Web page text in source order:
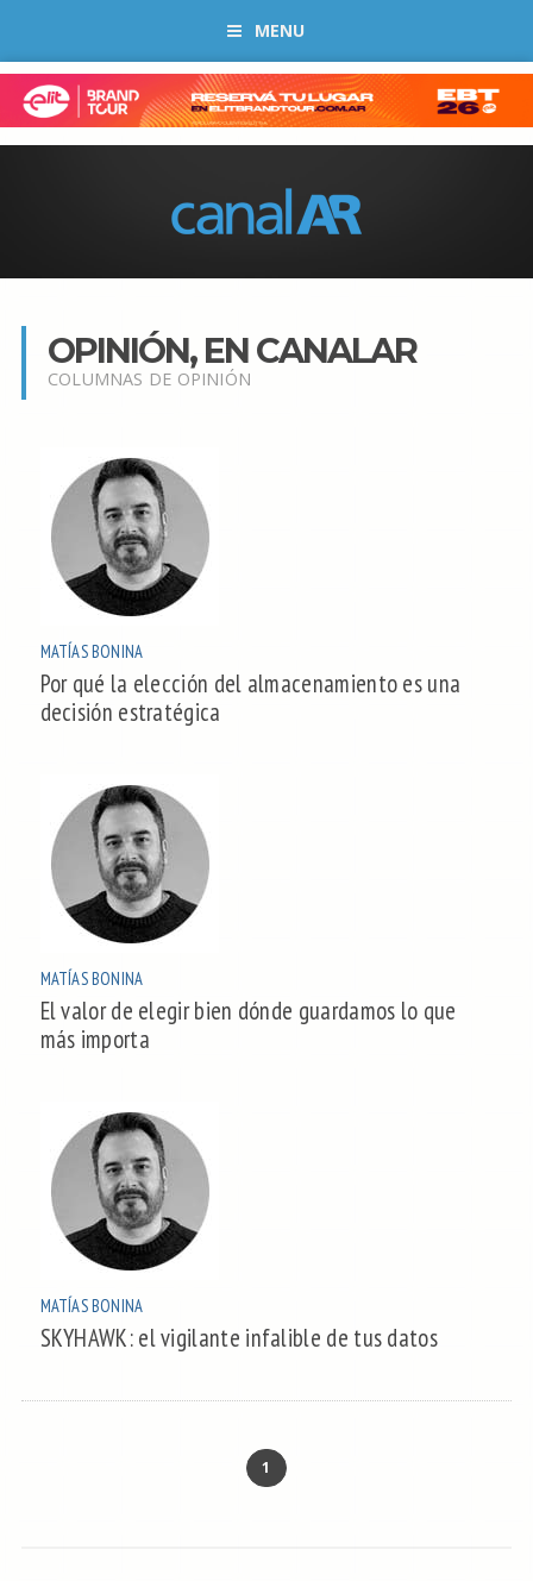
MENU
OPINIÓN, EN CANALAR
COLUMNAS DE OPINIÓN
MATÍAS BONINA
Por qué la elección del almacenamiento es una
decisión estratégica
MATÍAS BONINA
El valor de elegir bien dónde guardamos lo que
más importa
MATÍAS BONINA
SKYHAWK: el vigilante infalible de tus datos
1